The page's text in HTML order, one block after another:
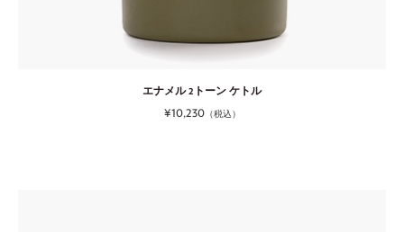
エナメル 2トーン ケトル
¥10,230（税込）